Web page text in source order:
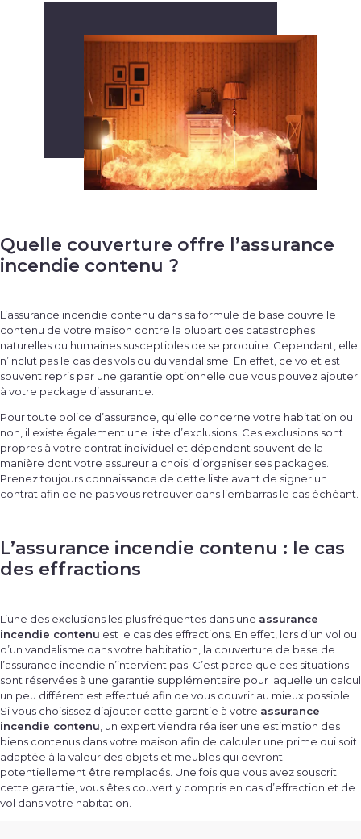
Quelle couverture offre l’assurance
incendie contenu ?
L’assurance incendie contenu dans sa formule de base couvre le
contenu de votre maison contre la plupart des catastrophes
naturelles ou humaines susceptibles de se produire. Cependant, elle
n’inclut pas le cas des vols ou du vandalisme. En effet, ce volet est
souvent repris par une garantie optionnelle que vous pouvez ajouter
à votre package d’assurance.
Pour toute police d’assurance, qu’elle concerne votre habitation ou
non, il existe également une liste d’exclusions. Ces exclusions sont
propres à votre contrat individuel et dépendent souvent de la
manière dont votre assureur a choisi d’organiser ses packages.
Prenez toujours connaissance de cette liste avant de signer un
contrat afin de ne pas vous retrouver dans l’embarras le cas échéant.
L’assurance incendie contenu : le cas
des effractions
L’une des exclusions les plus fréquentes dans une assurance
incendie contenu est le cas des effractions. En effet, lors d’un vol ou
d’un vandalisme dans votre habitation, la couverture de base de
l’assurance incendie n’intervient pas. C’est parce que ces situations
sont réservées à une garantie supplémentaire pour laquelle un calcul
un peu différent est effectué afin de vous couvrir au mieux possible.
Si vous choisissez d’ajouter cette garantie à votre assurance
incendie contenu , un expert viendra réaliser une estimation des
biens contenus dans votre maison afin de calculer une prime qui soit
adaptée à la valeur des objets et meubles qui devront
potentiellement être remplacés. Une fois que vous avez souscrit
cette garantie, vous êtes couvert y compris en cas d’effraction et de
vol dans votre habitation.